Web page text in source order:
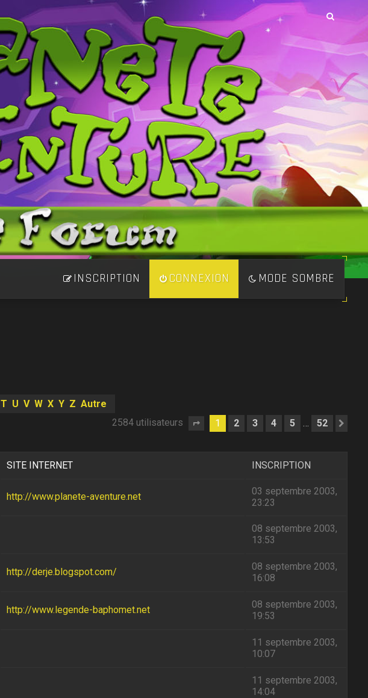
MODE SOMBRE
CONNEXION
INSCRIPTION
T U V W X Y Z Autre
2584 utilisateurs
Page 1sur52
1 2 3 4 5 … 52
SITE INTERNET INSCRIPTION
http://www.planete-aventure.net
03 septembre 2003,
23:23
08 septembre 2003,
13:53
http://derje.blogspot.com/
08 septembre 2003,
16:08
http://www.legende-baphomet.net
08 septembre 2003,
19:53
11 septembre 2003,
10:07
11 septembre 2003,
14:04